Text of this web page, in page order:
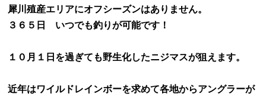
犀川殖産エリアにオフシーズンはありません。
３６５日 いつでも釣りが可能です！
１０月１日を過ぎても野生化したニジマスが狙えます。
近年はワイルドレインボーを求めて各地からアングラーが